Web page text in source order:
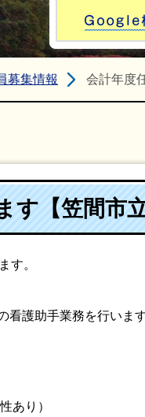
募集情報 会計年度
【笠間市立
す。
護助手業務を行います
あり）